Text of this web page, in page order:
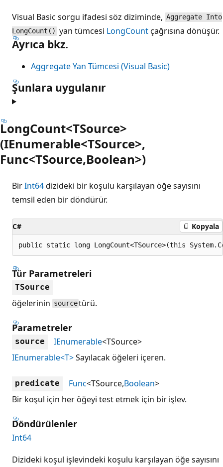
Visual Basic sorgu ifadesi söz diziminde, Aggregate Into
LongCount() yan tümcesi LongCountçağrısına dönüşür.
Ayrıca bkz.
Aggregate Yan Tümcesi (Visual Basic)
Şunlara uygulanır
LongCount<TSource>
(IEnumerable<TSource>,
Func<TSource,Boolean>)
BirInt64dizideki bir koşulu karşılayan öğe sayısını
temsil eden bir döndürür.
C# Kopyala
public static long LongCount<TSource>(this
Tür Parametreleri
TSource
öğelerinin sourcetürü.
Parametreler
source IEnumerable<TSource>
IEnumerable<T>Sayılacak öğeleri içeren.
predicate Func<TSource,Boolean>
Bir koşul için her öğeyi test etmek için bir işlev.
Döndürülenler
Int64
Dizideki koşul işlevindeki koşulu karşılayan öğe sayısını